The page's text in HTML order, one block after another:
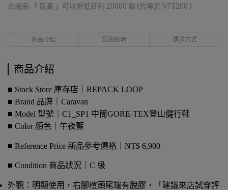
此商品 「 最高 」可以折抵紅利 20000 點 (約等於 NT$200 )
商品介紹 規格說明 運送方式
商品介紹
■ Stock Store 庫存店｜REPACK LOOP
■ Brand 品牌｜Caravan
■ Model 型號｜C1_SP1 中筒GORE-TEX登山健行鞋
■ Color 顏色｜午夜藍
■ Reference Price 新品參考價格｜NT$ 6,900
■ Condition 商品狀況｜C 級
外觀：明顯使用，右腳楦頭尾端有脫膠，「建議來店試穿評